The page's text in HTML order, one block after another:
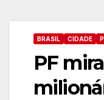
BRASIL CIDADE
PF